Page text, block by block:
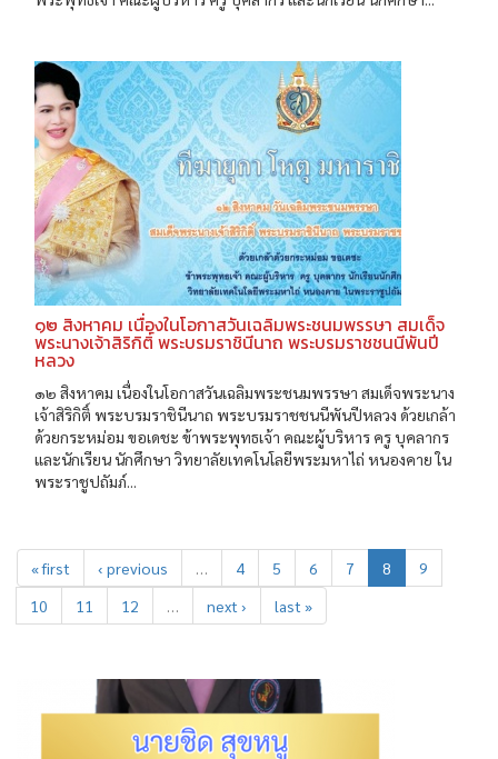
๑๒ สิงหาคม เนื่องในโอกาสวันเฉลิมพระชนมพรรษา สมเด็จ
พระนางเจ้าสิริกิติ์ พระบรมราชินีนาถ พระบรมราชชนนีพันปี
หลวง
๑๒ สิงหาคม เนื่องในโอกาสวันเฉลิมพระชนมพรรษา สมเด็จพระนาง
เจ้าสิริกิติ์ พระบรมราชินีนาถ พระบรมราชชนนีพันปีหลวง ด้วยเกล้า
ด้วยกระหม่อม ขอเดชะ ข้าพระพุทธเจ้า คณะผู้บริหาร ครู บุคลากร
และนักเรียน นักศึกษา วิทยาลัยเทคโนโลยีพระมหาไถ่ หนองคาย ใน
พระราชูปถัมภ์...
« first ‹ previous … 4 5 6 7 8
9
10
11 12 … next › last »